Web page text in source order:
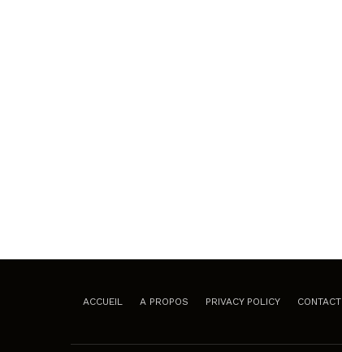
ACCUEIL A PROPOS PRIVACY POLICY CONTACT